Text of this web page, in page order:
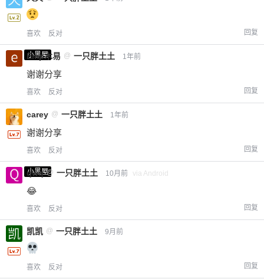
喜欢 反对 回复
小黑屋
Emp木易 @ 一只胖土土 1年前
谢谢分享
喜欢 反对 回复
carey @ 一只胖土土 1年前
谢谢分享
喜欢 反对 回复
小黑屋
qwq @ 一只胖土土 10月前 via Android
😂
喜欢 反对 回复
凯凯 @ 一只胖土土 9月前
喜欢 反对 回复